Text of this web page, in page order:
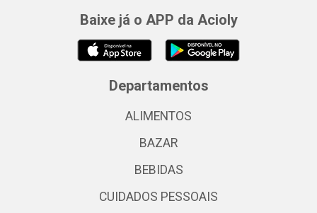
Baixe já o APP da Acioly
Departamentos
ALIMENTOS
BAZAR
BEBIDAS
CUIDADOS PESSOAIS